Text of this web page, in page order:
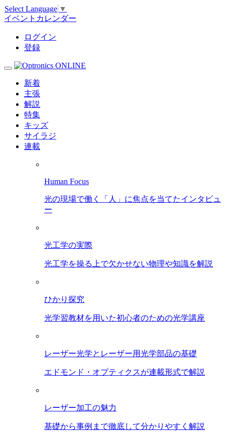
Select Language ▼
イベントカレンダー
ログイン
登録
新着
主張
解説
特集
キッズ
サイラジ
連載
Human Focus
光の現場で働く「人」に焦点を当てたインタビュ
ー
光工学の実際
光工学を操る上で欠かせない物理や知識を解説
ひかり探究
光学習教材を用いた初心者のための光学講座
レーザー光学とレーザー用光学部品の基礎
エドモンド・オプティクスが連載形式で解説
レーザー加工の魅力
基礎から事例まで徹底して分かりやすく解説